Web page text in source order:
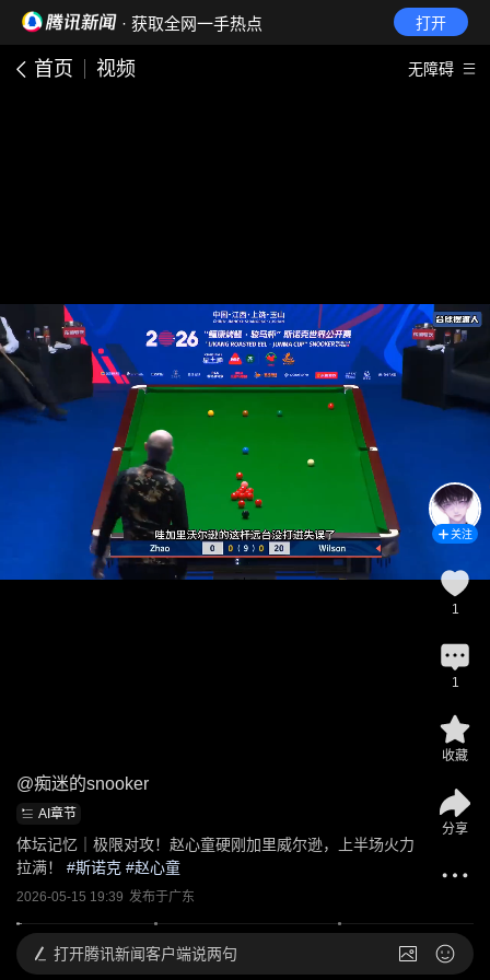
· 获取全网一手热点 打开
首页 视频 无障碍
@痴迷的snooker
AI章节
体坛记忆｜极限对攻！赵心童硬刚加里威尔逊，上半场火力
拉满！
#斯诺克 #赵心童
2026-05-15 19:39 发布于广东
关注
1
1
收藏
分享
打开腾讯新闻客户端说两句